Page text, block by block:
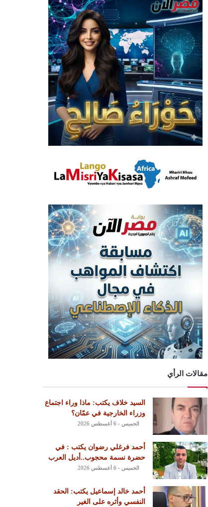
مقالات الرأي
السيد خلاف يكتب: ماذا وراء اجتماع
وزراء الخارجية في عمّان؟
الخميس - 6 أغسطس 2026
أحمد فرغلي رضوان يكتب : في
حضرة نسمة محجوب..أديل العرب
الخميس - 6 أغسطس 2026
أحمد خالد إسماعيل يكتب: الحقد
النفسي وأثره على الغير